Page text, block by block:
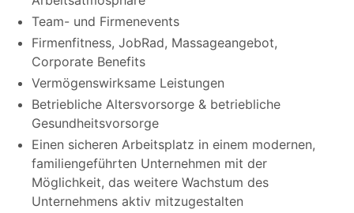
Team- und Firmenevents
Firmenfitness, JobRad, Massageangebot,
Corporate Benefits
Vermögenswirksame Leistungen
Betriebliche Altersvorsorge & betriebliche
Gesundheitsvorsorge
Einen sicheren Arbeitsplatz in einem modernen,
familiengeführten Unternehmen mit der
Möglichkeit, das weitere Wachstum des
Unternehmens aktiv mitzugestalten